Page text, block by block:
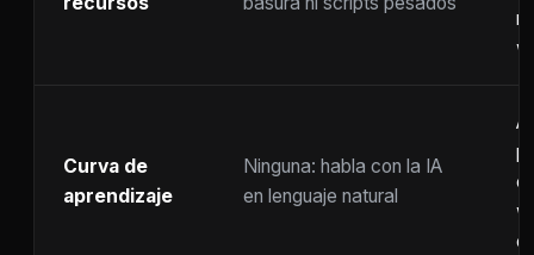
Curva de
aprendizaje
Ninguna: habla con la IA
en lenguaje natural